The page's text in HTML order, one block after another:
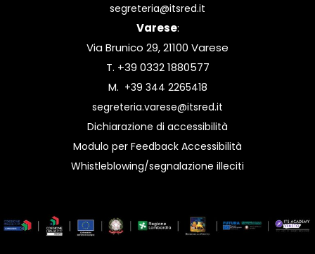
segreteria@itsred.it
Varese:
Via Brunico 29, 21100 Varese
T. +39 0332 1880577
M. +39 344 2265418
segreteria.varese@itsred.it
Dichiarazione di accessibilità
Modulo per Feedback Accessibilità
Whistleblowing/segnalazione illeciti